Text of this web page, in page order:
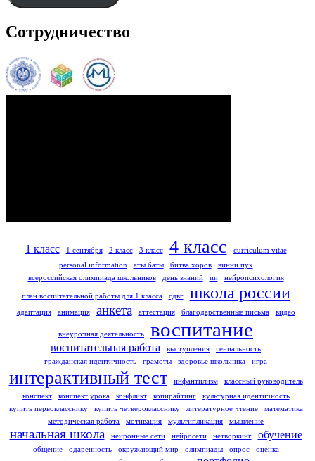
Сотрудничество
1 класс 1 сентября 2 класс 3 класс 4 класс
curriculum vitae
personal information
аты баты битва хоров
винни пух
всероссийская олимпиада школьников
день знаний ии нейропсихология
план воспитательной работы для 1 класса сдвг школа россии
адаптация анимация анкета аттестация благодарственные письма видео
внеурочная деятельность воспитание
воспитательная работа выступления
гениальность
гражданская идентичность
грамоты здоровье школьника игра
интерактивный тест инфантилизм
классный руководитель
конспект
конспект урока конфликт копирайтинг
культурная идентичность
купить первокласснику
купить четверокласснику литературное чтение
математика
методическая работа
мотивация мультипликация мышление
начальная школа нейронные сети нейросети нетворкинг обучение
общение одаренность окружающий мир олимпиады опрос
оценка